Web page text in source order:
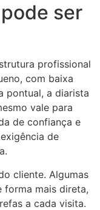
ser
profissional
com baixa
pontual, a diarista
vale para
de confiança e
de
cliente. Algumas
forma mais direta,
a cada visita.